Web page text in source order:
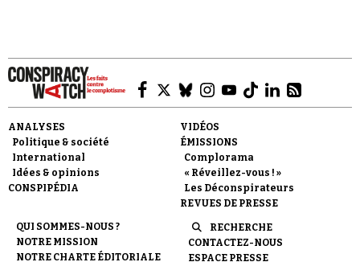
ANALYSES
Politique & société
International
Idées & opinions
CONSPIPÉDIA
VIDÉOS
ÉMISSIONS
Complorama
« Réveillez-vous ! »
Les Déconspirateurs
REVUES DE PRESSE
QUI SOMMES-NOUS ?
NOTRE MISSION
NOTRE CHARTE ÉDITORIALE
RECHERCHE
CONTACTEZ-NOUS
ESPACE PRESSE